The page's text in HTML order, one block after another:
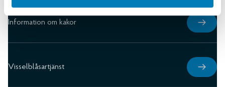
Information om kakor
Visselblåsartjänst